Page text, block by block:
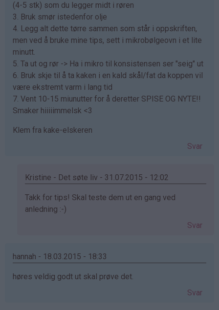
(4-5 stk) som du legger midt i røren
3. Bruk smør istedenfor olje
4. Legg alt dette tørre sammen som står i oppskriften,
men ved å bruke mine tips, sett i mikrobølgeovn i et lite
minutt.
5. Ta ut og rør -> Ha i mikro til konsistensen ser "seig" ut
6. Bruk skje til å ta kaken i en kald skål/fat da koppen vil
være ekstremt varm i lang tid
7. Vent 10-15 miunutter for å deretter SPISE OG NYTE!!
Smaker hiiiiimmelsk <3
Klem fra kake-elskeren
Svar
Kristine - Det søte liv - 31.07.2015 - 12:02
Som
svar
elsker
bekreftet)
Takk for tips! Skal teste dem ut en gang ved
anledning :-)
Svar
hannah - 18.03.2015 - 18:33
høres veldig godt ut skal prøve det.
Svar